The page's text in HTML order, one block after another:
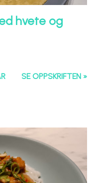
hvete og
SE OPPSKRIFTEN »